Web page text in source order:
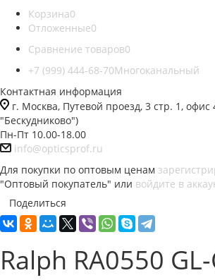
Корзина0
Отложенные0
Сравнение товаров0
+7 (999) 444-68-70Многоканальный
Контактная информация
г. Москва, Путевой проезд, 3 стр. 1,
"Бескудниково")
Пн-Пт 10.00-18.00
info@opticsprof.ru
Для покупки по оптовым ценам
"Оптовый покупатель" или войдите в
Поделиться
Ralph RA0550 GL-